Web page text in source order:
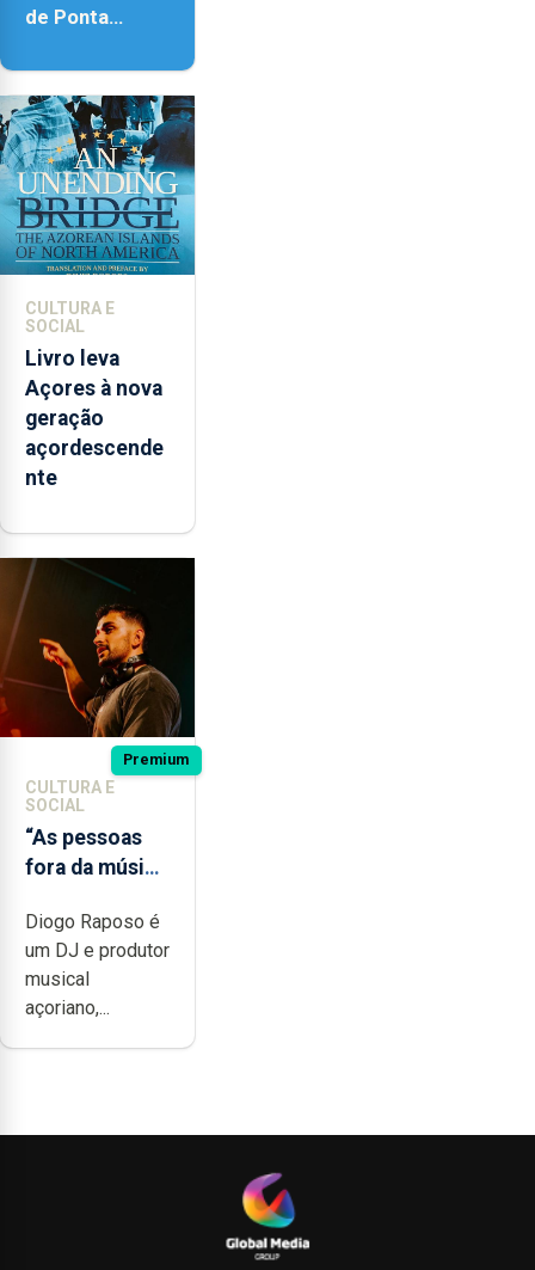
de Ponta
contar com
novos
instrumentos
CULTURA E
SOCIAL
Livro leva
Açores à nova
geração
açordescende
nte
Premium
CULTURA E
SOCIAL
“As pessoas
fora da música
noção do quão
difícil é
produzir uma
música”
Diogo Raposo é
um DJ e produtor
musical
açoriano,...